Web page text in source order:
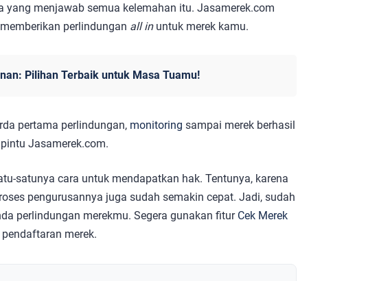
yang menjawab semua kelemahan itu. Jasamerek.com
perlindungan all inuntuk merek kamu.
Pilihan Terbaik untuk Masa Tuamu!
pertama perlindungan, monitoring sampai merek berhasil
Jasamerek.com.
satunya cara untuk mendapatkan hak. Tentunya, karena
pengurusannya juga sudah semakin cepat. Jadi, sudah
perlindungan merekmu. Segera gunakan fitur Cek Merek
merek.